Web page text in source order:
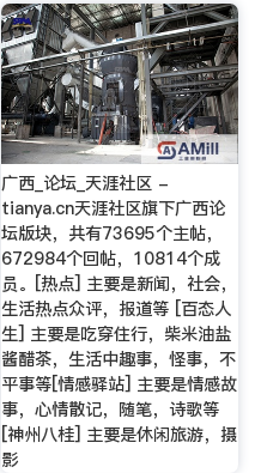
广西_论坛_天涯社区 -
tianya.cn天涯社区旗下广西论
坛版块，共有73695个主帖，
672984个回帖，10814个成
员。[热点] 主要是新闻，社会，
生活热点众评，报道等 [百态人
生] 主要是吃穿住行，柴米油盐
酱醋茶，生活中趣事，怪事，不
平事等[情感驿站] 主要是情感故
事，心情散记，随笔，诗歌等
[神州八桂] 主要是休闲旅游，摄
影